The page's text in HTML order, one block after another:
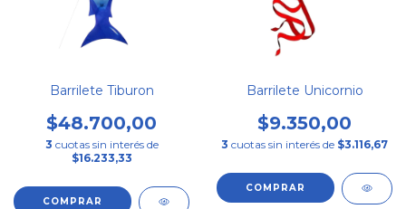
Barrilete Tiburon
$48.700,00
3 cuotas sin interés de
$16.233,33
Barrilete Unicornio
$9.350,00
3 cuotas sin interés de $3.116,67